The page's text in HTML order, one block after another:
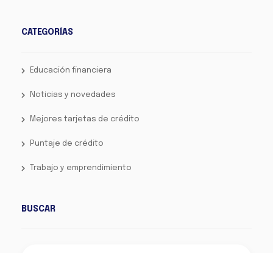
CATEGORÍAS
Educación financiera
Noticias y novedades
Mejores tarjetas de crédito
Puntaje de crédito
Trabajo y emprendimiento
BUSCAR